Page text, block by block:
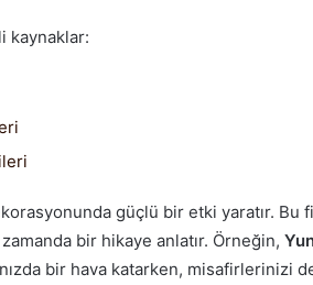
kaynaklar:
güçlü bir etki yaratır. Bu
bir hikaye anlatır. Örneğin,
bir hava katarken, misafirlerinizi